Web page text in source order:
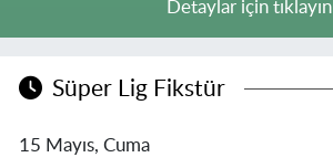
Detaylar için tıklayın
Süper Lig Fikstür
15 Mayıs, Cuma